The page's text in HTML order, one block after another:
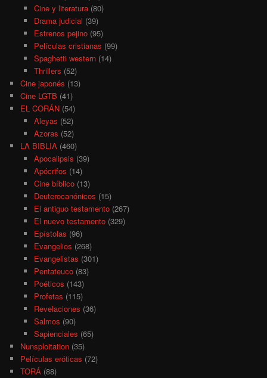
Cine y literatura(80)
Drama judicial (39)
Estrenos pejino(95)
Películas cristianas (99)
Spaghetti western(14)
Thrillers (52)
Cine japonés (13)
Cine LGTB (41)
EL CORÁN (54)
Aleyas (52)
Azoras (52)
LA BIBLIA (460)
Apocalipsis (39)
Apócrifos (14)
Cine bíblico(13)
Deuterocanónicos (15)
El antiguo testamento(267)
El nuevo testamento(329)
Epístolas (96)
Evangelios (268)
Evangelistas (301)
Pentateuco(83)
Poéticos (143)
Profetas (115)
Revelaciones (36)
Salmos (90)
Sapienciales (65)
Nunsploitation (35)
Películas eróticas (72)
TORÁ (88)